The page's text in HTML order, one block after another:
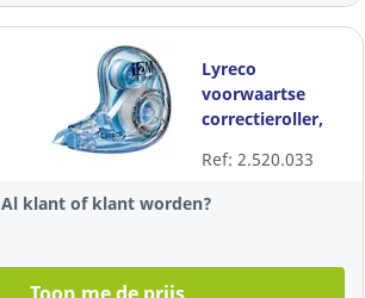
Lyreco
voorwaartse
correctieroller,
per stuk
Ref: 2.520.033
Al klant of klant worden?